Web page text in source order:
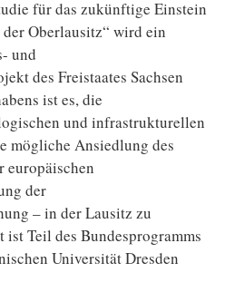
für das zukünftige Einstein
Oberlausitz“ wird ein
und
des Freistaates Sachsen
ist es, die
und infrastrukturellen
mögliche Ansiedlung des
europäischen
der
– in der Lausitz zu
ist Teil des Bundesprogramms
Universität Dresden